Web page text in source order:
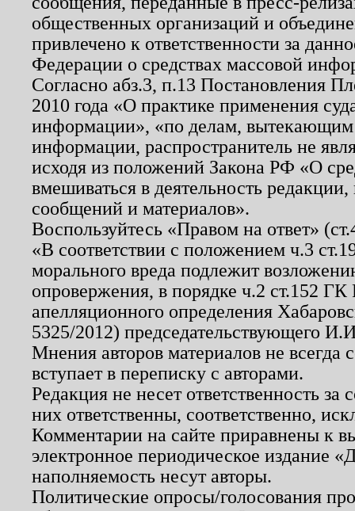
общественных организаций и
привлечено к ответственности за
Федерации о средствах массовой
Согласно абз.3, п.13 Постановления
2010 года «О практике применения
информации», «по делам, вытекающим
информации, распространитель не
исходя из положений Закона РФ «О
вмешиваться в деятельность
сообщений и материалов».
Воспользуйтесь «Правом на ответ»
«В соответствии с положением ч.3
морального вреда подлежит
опровержения, в порядке ч.2 ст.152
апелляционного определения
5325/2012) председательствующего
Мнения авторов материалов не
вступает в переписку с авторами.
Редакция не несет ответственность
них ответственны, соответственно,
Комментарии на сайте приравнены к
электронное периодическое издание
наполняемость несут авторы.
Политические опросы/голосования